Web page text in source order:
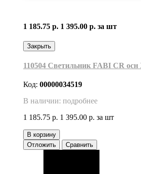
1 185.75 р. 1 395.00 р. за шт
Закрыть
110504 Светильник FABI CR
Код: 00000034519
В наличии: подробнее
1 185.75 р. 1 395.00 р. за шт
В корзину
Отложить
Сравнить